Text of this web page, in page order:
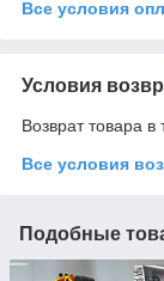
Все условия
Условия
Возврат товара
Все условия
Подобные